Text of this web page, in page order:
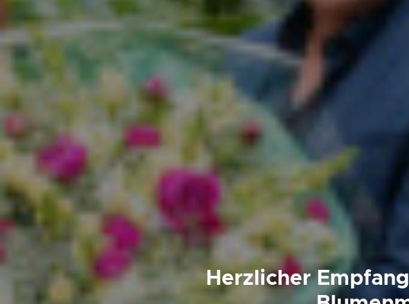
Herzlicher